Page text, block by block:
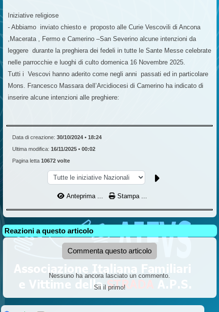
Iniziative religiose
- Abbiamo inviato chiesto e proposto alle Curie Vescovili di Ancona
,Macerata , Fermo e Camerino –San Severino alcune intenzioni da
leggere durante la preghiera dei fedeli in tutte le Sante Messe celebrate
nelle parrocchie e luoghi di culto domenica 16 Novembre 2025.
Tutti i Vescovi hanno aderito come negli anni passati ed in particolare
Mons. Francesco Massara dell’Arcidiocesi di Camerino ha indicato di
inserire alcune intenzioni alle preghiere:
Data di creazione: 30/10/2024 • 18:24
Ultima modifica: 16/11/2025 • 00:02
Pagina letta 10672 volte
Anteprima ... Stampa ...
Reazioni a questo articolo
Commenta questo articolo
Nessuno ha ancora lasciato un commento.
Sii il primo!